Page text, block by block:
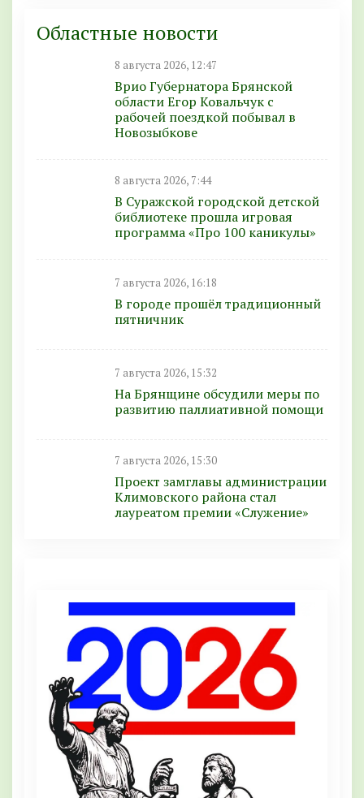
Областные новости
8 августа 2026, 12:47
Врио Губернатора Брянской
области Егор Ковальчук с
рабочей поездкой побывал в
Новозыбкове
8 августа 2026, 7:44
В Суражской городской детской
библиотеке прошла игровая
программа «Про 100 каникулы»
7 августа 2026, 16:18
В городе прошёл традиционный
пятничник
7 августа 2026, 15:32
На Брянщине обсудили меры по
развитию паллиативной помощи
7 августа 2026, 15:30
Проект замглавы администрации
Климовского района стал
лауреатом премии «Служение»